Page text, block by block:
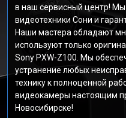
в наш сервисный центр!
видеотехники Сони и
Наши мастера обладают
используют только
Sony PXW-Z100. Мы
устранение любых
технику к полноценной
видеокамеры настоящим
Новосибирске!